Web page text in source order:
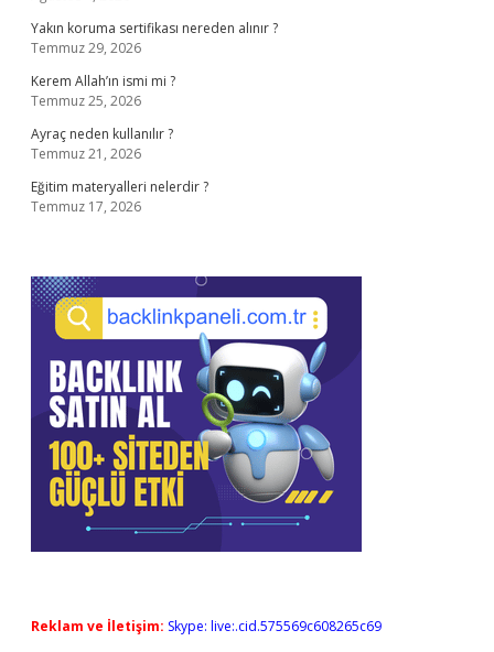
Yakın koruma sertifikası nereden alınır ?
Temmuz 29, 2026
Kerem Allah’ın ismi mi ?
Temmuz 25, 2026
Ayraç neden kullanılır ?
Temmuz 21, 2026
Eğitim materyalleri nelerdir ?
Temmuz 17, 2026
Reklam ve İletişim: Skype: live:.cid.575569c608265c69